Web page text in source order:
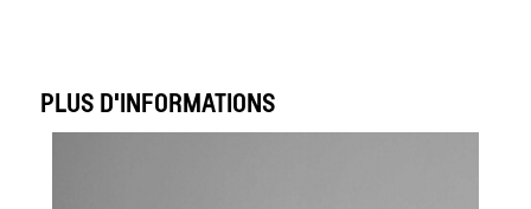
PLUS D'INFORMATIONS